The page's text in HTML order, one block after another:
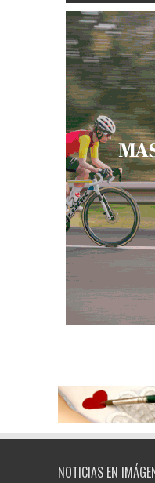
NOTICIAS EN